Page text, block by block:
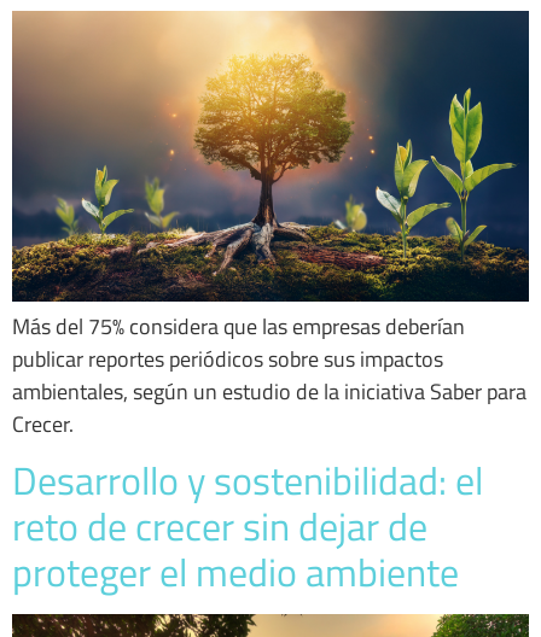
Más del 75% considera que las empresas deberían
publicar reportes periódicos sobre sus impactos
ambientales, según un estudio de la iniciativa Saber para
Crecer.
Desarrollo y sostenibilidad: el
reto de crecer sin dejar de
proteger el medio ambiente